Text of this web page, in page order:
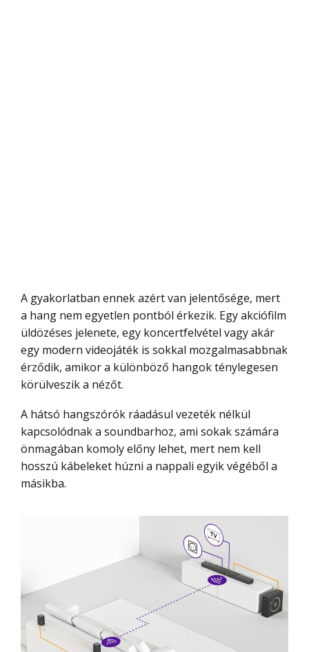
A gyakorlatban ennek azért van jelentősége, mert
a hang nem egyetlen pontból érkezik. Egy akciófilm
üldözéses jelenete, egy koncertfelvétel vagy akár
egy modern videojáték is sokkal mozgalmasabbnak
érződik, amikor a különböző hangok ténylegesen
körülveszik a nézőt.
A hátsó hangszórók ráadásul vezeték nélkül
kapcsolódnak a soundbarhoz, ami sokak számára
önmagában komoly előny lehet, mert nem kell
hosszú kábeleket húzni a nappali egyik végéből a
másikba.